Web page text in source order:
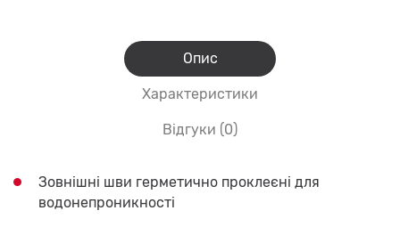
Опис
Характеристики
Відгуки (0)
Зовнішні шви герметично проклеєні для
водонепроникності